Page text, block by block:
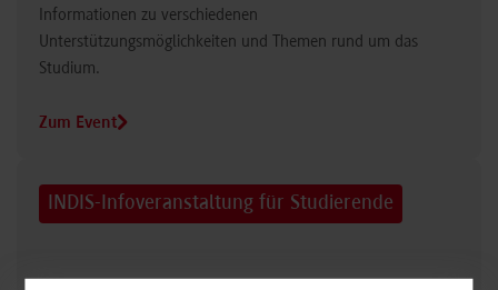
Informationen zu verschiedenen
Unterstützungsmöglichkeiten und Themen rund um das
Studium.
Zum Event
INDIS-Infoveranstaltung für Studierende